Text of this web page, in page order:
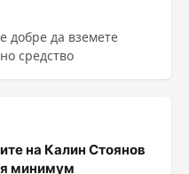
добре да вземете
средство
на Калин Стоянов
минимум